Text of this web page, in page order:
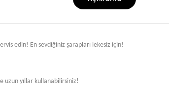
edin! En sevdiğiniz şarapları lekesiz için!
uzun yıllar kullanabilirsiniz!